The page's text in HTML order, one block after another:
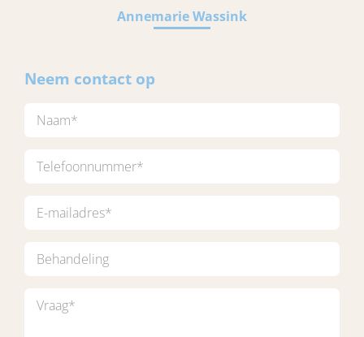
Annemarie Wassink
Neem contact op